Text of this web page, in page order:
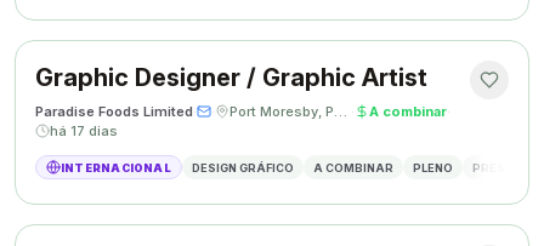
Graphic Designer / Graphic Artist
Paradise Foods Limited· · Port Moresby, Papua Nova Guiné · A combinar·
há 17 dias
INTERNACIONAL DESIGN GRÁFICO A COMBINAR PLENO